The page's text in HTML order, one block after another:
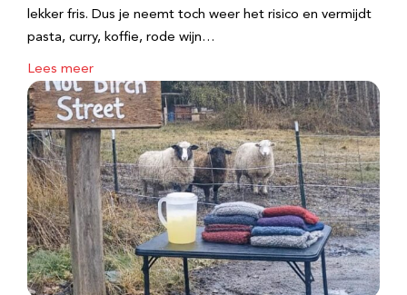
lekker fris. Dus je neemt toch weer het risico en vermijdt
pasta, curry, koffie, rode wijn…
Lees meer